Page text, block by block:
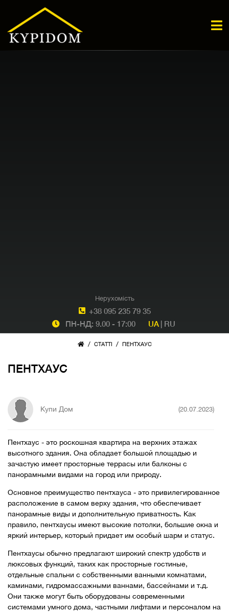
+38 095 235 79 35
Нерухомість
ПН-НД: 9.00 - 17:00 UA | RU
/ СТАТТІ / ПЕНТХАУС
ПЕНТХАУС
Купи Дом (20.07.2023)
Пентхаус - это роскошная квартира на верхних этажах
высотного здания. Она обладает большой площадью и
зачастую имеет просторные террасы или балконы с
панорамными видами на город или природу.
Основное преимущество пентхауса - это привилегированное
расположение в самом верху здания, что обеспечивает
панорамные виды и дополнительную приватность. Как
правило, пентхаусы имеют высокие потолки, большие окна и
яркий интерьер, который придает им особый шарм и статус.
Пентхаусы обычно предлагают широкий спектр удобств и
люксовых функций, таких как просторные гостиные,
отдельные спальни с собственными ванными комнатами,
каминами, гидромассажными ваннами, бассейнами и т.д.
Они также могут быть оборудованы современными
системами умного дома, частными лифтами и персоналом на